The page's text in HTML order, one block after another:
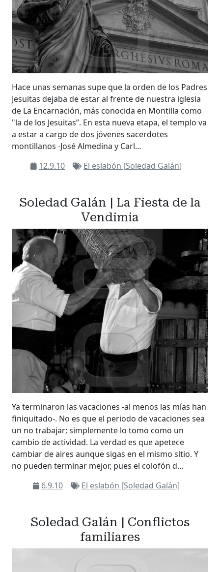
Hace unas semanas supe que la orden de los Padres
Jesuitas dejaba de estar al frente de nuestra iglesia
de La Encarnación, más conocida en Montilla como
"la de los Jesuitas”. En esta nueva etapa, el templo va
a estar a cargo de dos jóvenes sacerdotes
montillanos -José Almedina y Carl…
12.9.10
El eslabón [Soledad Galán]
Soledad Galán | La Fiesta de la
Vendimia
Ya terminaron las vacaciones -al menos las mías han
finiquitado-. No es que el periodo de vacaciones sea
un no trabajar; simplemente lo tomo como un
cambio de actividad. La verdad es que apetece
cambiar de aires aunque sigas en el mismo sitio. Y
no pueden terminar mejor, pues el colofón d…
6.9.10
El eslabón [Soledad Galán]
Soledad Galán | Conflictos
familiares